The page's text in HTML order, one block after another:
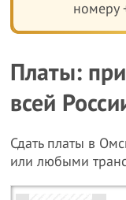
номеру
Платы:
всей
Сдать платы в
или любыми